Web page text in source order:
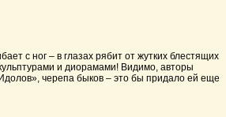
с ног – в глазах рябит от жутких блестящих
и диорамами! Видимо, авторы
черепа быков – это бы придало ей еще